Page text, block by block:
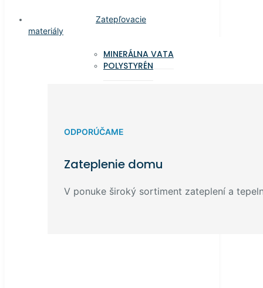
Zatepľovacie
materiály
MINERÁLNA VATA
POLYSTYRÉN
ODPORÚČAME
Zateplenie domu
V ponuke široký sortiment zateplení a